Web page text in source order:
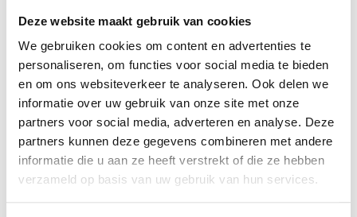
Deze website maakt gebruik van cookies
We gebruiken cookies om content en advertenties te
personaliseren, om functies voor social media te bieden
en om ons websiteverkeer te analyseren. Ook delen we
informatie over uw gebruik van onze site met onze
partners voor social media, adverteren en analyse. Deze
partners kunnen deze gegevens combineren met andere
informatie die u aan ze heeft verstrekt of die ze hebben
verzameld op basis van uw gebruik van hun services.
Aan verlanglijst toevoegen
Plaats bestelling
Toevoegen om te vergelijken